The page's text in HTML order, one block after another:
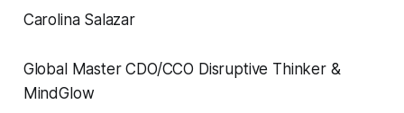
Carolina Salazar
Global Master CDO/CCO Disruptive Thinker &
MindGlow